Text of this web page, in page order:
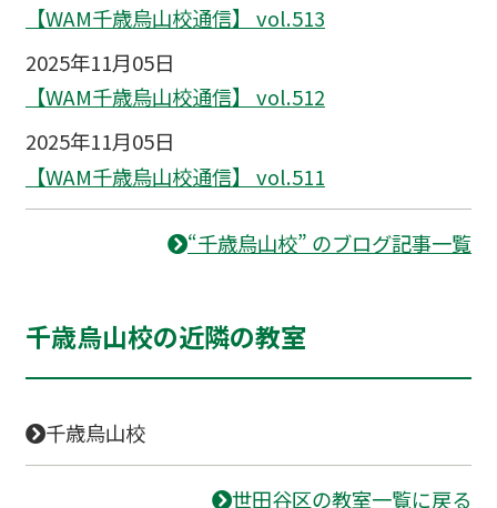
【WAM千歳烏山校通信】 vol.513
2025年11月05日
【WAM千歳烏山校通信】 vol.512
2025年11月05日
【WAM千歳烏山校通信】 vol.511
“千歳烏山校” のブログ記事一覧
千歳烏山校の近隣の教室
千歳烏山校
世田谷区の教室一覧に戻る